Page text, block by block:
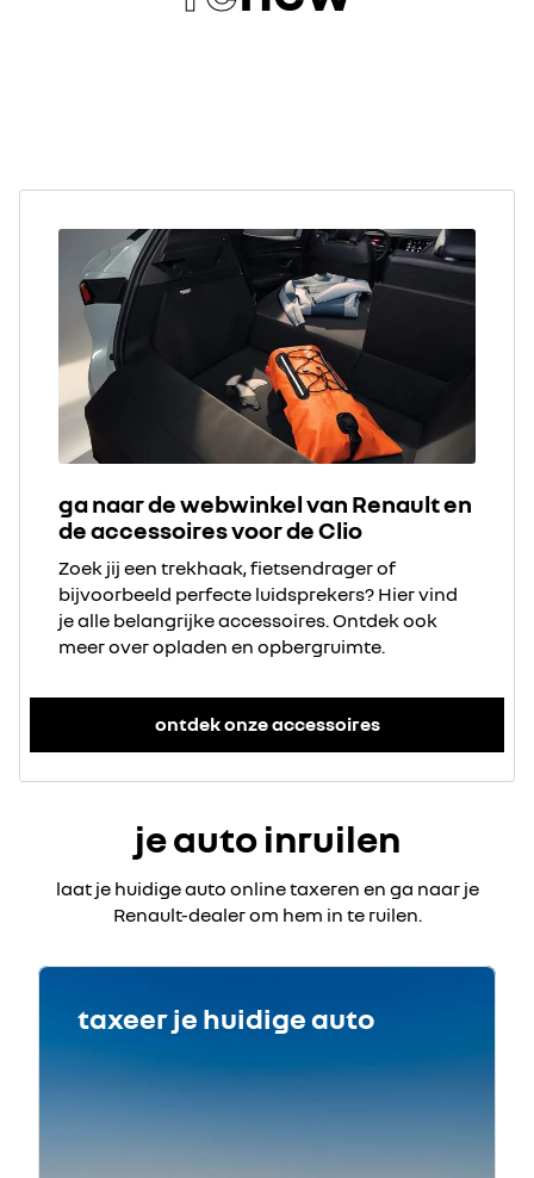
ga naar de webwinkel van Renault en
de accessoires voor de Clio
Zoek jij een trekhaak, fietsendrager of
bijvoorbeeld perfecte luidsprekers? Hier vind
je alle belangrijke accessoires. Ontdek ook
meer over opladen en opbergruimte.
ontdek onze accessoires
je auto inruilen
laat je huidige auto online taxeren en ga naar je
Renault-dealer om hem in te ruilen.
taxeer je huidige auto